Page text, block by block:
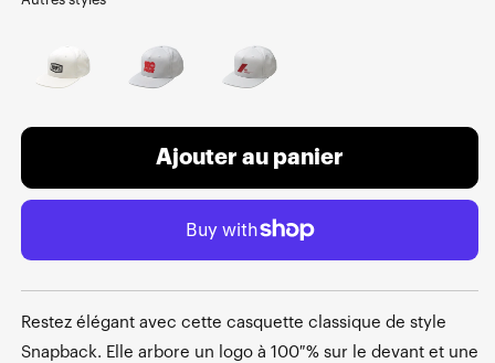
Ajouter au panier
Restez élégant avec cette casquette classique de style
Snapback. Elle arbore un logo à 100 % sur le devant et une